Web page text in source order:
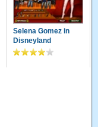
Selena Gomez in
Disneyland